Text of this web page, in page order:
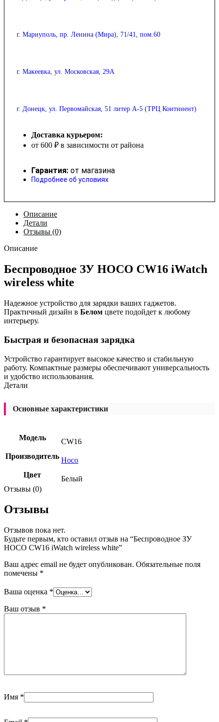
г. Мариуполь, пр. Ленина (Мира), 71/41, пом.60
г. Макеевка, ул. Московская, 29А
г. Донецк, ул. Первомайская, 51 литер А-5 (ТРЦ Континент)
Доставка курьером:
от 600 ₽ в зависимости от района
Гарантия: от магазина
Подробнее об условиях
Описание
Детали
Отзывы (0)
Описание
Беспроводное ЗУ HOCO CW16 iWatch
wireless white
Надежное устройство для зарядки ваших гаджетов.
Практичный дизайн в Белом цвете подойдет к любому
интерьеру.
Быстрая и безопасная зарядка
Устройство гарантирует высокое качество и стабильную
работу. Компактные размеры обеспечивают универсальность
и удобство использования.
Детали
Основные характеристики
Модель
CW16
Производитель Hoco
Цвет
Белый
Отзывы (0)
Отзывы
Отзывов пока нет.
Будьте первым, кто оставил отзыв на “Беспроводное ЗУ
HOCO CW16 iWatch wireless white”
Ваш адрес email не будет опубликован. Обязательные поля
помечены *
Ваша оценка *
Ваш отзыв *
Имя *